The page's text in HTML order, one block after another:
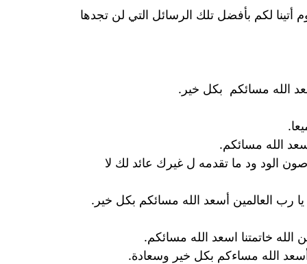
أتينا لكم بأفضل تلك الرسائل التي لن تجدها
الله مسائكم بكل خير.
أسعد الله مسائكم.
الود ود ما تقدمه ل غيرك عائد لك لا
رب العالمين أسعد الله مسائكم بكل خير.
خاتمتنا اسعد الله مسائكم.
الله مساءكم بكل خير وسعادة.